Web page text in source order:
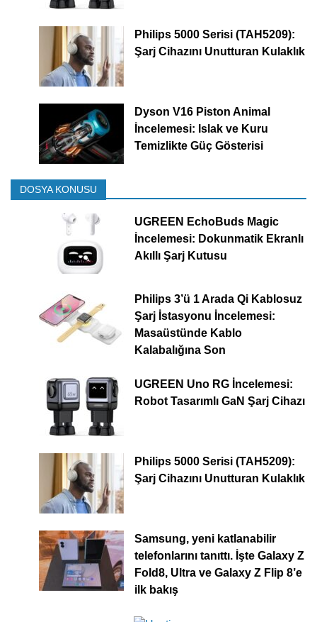
Philips 5000 Serisi (TAH5209):
Şarj Cihazını Unutturan Kulaklık
Dyson V16 Piston Animal
İncelemesi: Islak ve Kuru
Temizlikte Güç Gösterisi
DOSYA KONUSU
UGREEN EchoBuds Magic
İncelemesi: Dokunmatik Ekranlı
Akıllı Şarj Kutusu
Philips 3’ü 1 Arada Qi Kablosuz
Şarj İstasyonu İncelemesi:
Masaüstünde Kablo
Kalabalığına Son
UGREEN Uno RG İncelemesi:
Robot Tasarımlı GaN Şarj Cihazı
Philips 5000 Serisi (TAH5209):
Şarj Cihazını Unutturan Kulaklık
Samsung, yeni katlanabilir
telefonlarını tanıttı. İşte Galaxy Z
Fold8, Ultra ve Galaxy Z Flip 8’e
ilk bakış